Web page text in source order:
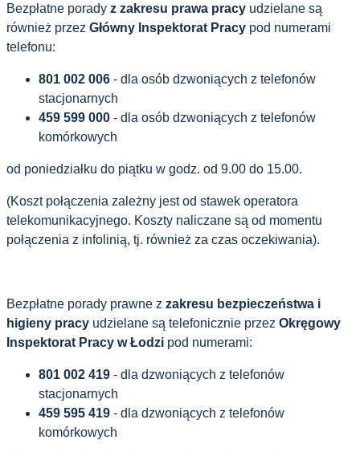
Bezpłatne porady z zakresu prawa pracy udzielane są
również przez Główny Inspektorat Pracy pod numerami
telefonu:
801 002 006 - dla osób dzwoniących z telefonów
stacjonarnych
459 599 000 - dla osób dzwoniących z telefonów
komórkowych
od poniedziałku do piątku w godz. od 9.00 do 15.00.
(Koszt połączenia zależny jest od stawek operatora
telekomunikacyjnego. Koszty naliczane są od momentu
połączenia z infolinią, tj. również za czas oczekiwania).
Bezpłatne porady prawne z zakresu bezpieczeństwa i
higieny pracy udzielane są telefonicznie przez Okręgowy
Inspektorat Pracy w Łodzi pod numerami:
801 002 419 - dla dzwoniących z telefonów
stacjonarnych
459 595 419 - dla dzwoniących z telefonów
komórkowych